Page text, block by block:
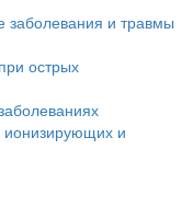
заболевания и травмы
острых
и